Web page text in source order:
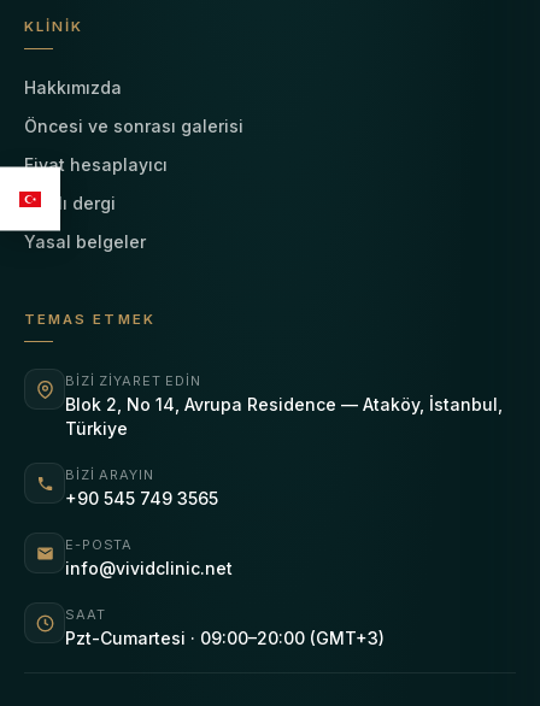
KLINIK
Hakkımızda
Öncesi ve sonrası galerisi
Fiyat hesaplayıcı
Canlı dergi
Yasal belgeler
TEMAS ETMEK
BIZI ZIYARET EDIN
Blok 2, No 14, Avrupa Residence — Ataköy, İstanbul,
Türkiye
BIZI ARAYIN
+90 545 749 3565
E-POSTA
info@vividclinic.net
SAAT
Pzt-Cumartesi · 09:00–20:00 (GMT+3)